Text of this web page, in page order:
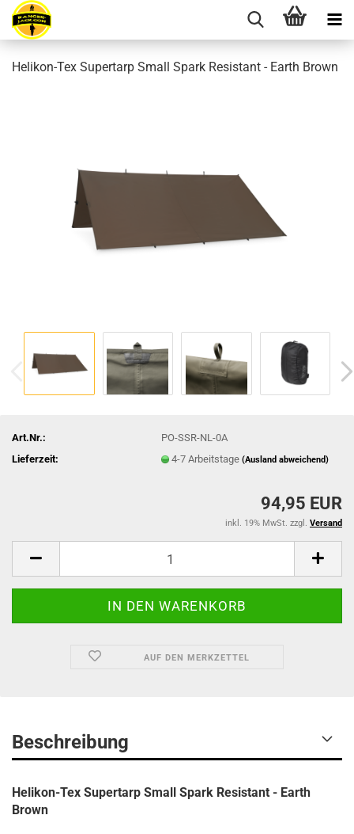
Helikon-Tex Supertarp Small Spark Resistant - Earth Brown
Art.Nr.:
PO-SSR-NL-0A
Lieferzeit:
4-7 Arbeitstage(Ausland abweichend)
94,95 EUR
inkl. 19% MwSt. zzgl. Versand
AUF DEN MERKZETTEL
Beschreibung
Helikon-Tex Supertarp Small Spark Resistant - Earth
Brown